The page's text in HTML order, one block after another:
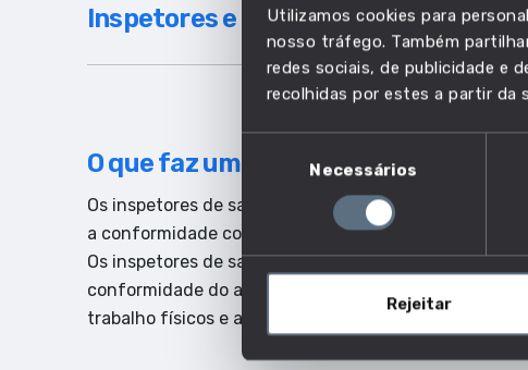
Utilizamos cookies para
nosso tráfego. Também
redes sociais, de publicidade e
recolhidas por estes a partir da
consentimento
Necessários
Rejeitar
Inspetores e técnicos da saúde, do
O que faz um inspetor de saúde e
Os inspetores de saúde e segurança no trabalho
a conformidade com a legislação nacional e
Os inspetores de saúde e segurança no trabalho
conformidade do ambiente de trabalho com as
trabalho físicos e analisam a documentação legal.